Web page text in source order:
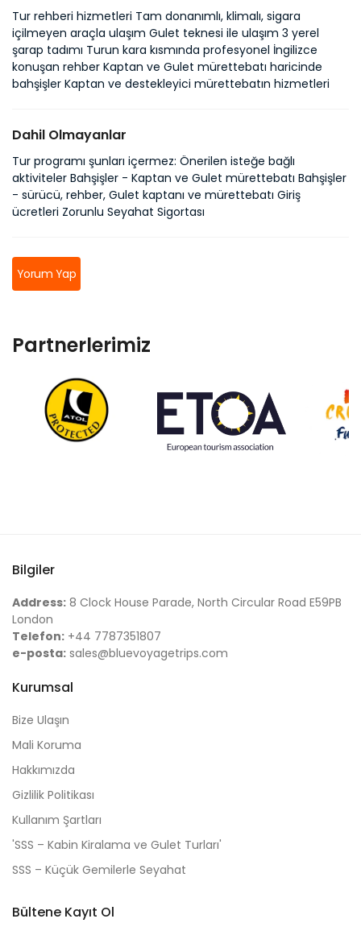
Tur rehberi hizmetleri Tam donanımlı, klimalı, sigara
içilmeyen araçla ulaşım Gulet teknesi ile ulaşım 3 yerel
şarap tadımı Turun kara kısmında profesyonel İngilizce
konuşan rehber Kaptan ve Gulet mürettebatı haricinde
bahşişler Kaptan ve destekleyici mürettebatın hizmetleri
Dahil Olmayanlar
Tur programı şunları içermez: Önerilen isteğe bağlı
aktiviteler Bahşişler - Kaptan ve Gulet mürettebatı Bahşişler
- sürücü, rehber, Gulet kaptanı ve mürettebatı Giriş
ücretleri Zorunlu Seyahat Sigortası
Yorum Yap
Partnerlerimiz
Bilgiler
Address: 8 Clock House Parade, North Circular Road E59PB
London
Telefon: +44 7787351807
e-posta: sales@bluevoyagetrips.com
Kurumsal
Bize Ulaşın
Mali Koruma
Hakkımızda
Gizlilik Politikası
Kullanım Şartları
'SSS – Kabin Kiralama ve Gulet Turları'
SSS – Küçük Gemilerle Seyahat
Bültene Kayıt Ol